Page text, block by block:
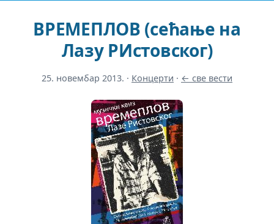
ВРЕМЕПЛОВ (сећање на
Лазу РИстовског)
25. новембар 2013. · Концерти · ← све вести